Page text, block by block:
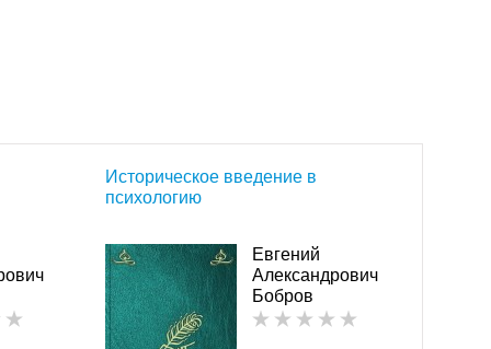
Историческое введение в
психологию
Евгений
Александрович
Бобров